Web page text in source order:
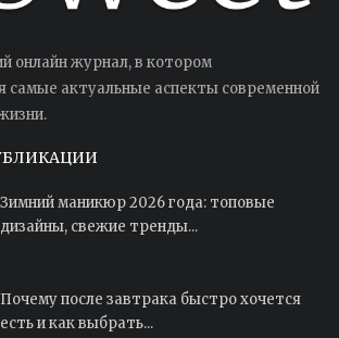
онлайн журнал, в котором
самые актуальные аспекты современной
Зимний маникюр 2026 года: топовые
дизайны, свежие тренды...
Почему после завтрака быстро хочется
есть и как выбрать...